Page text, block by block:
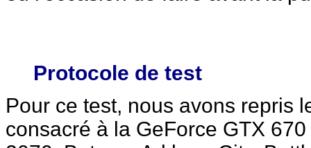
Protocole de test
Pour ce test, nous avons repris
consacré à la GeForce GTX